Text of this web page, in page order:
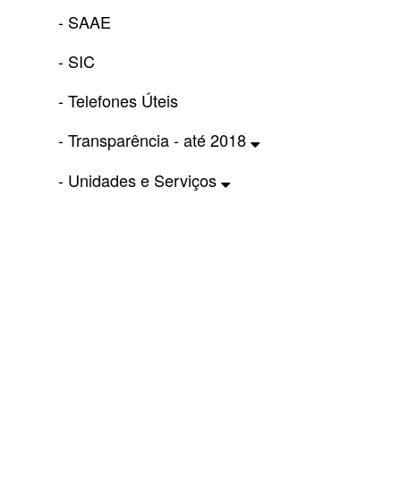
- SAAE
- SIC
- Telefones Úteis
- Transparência - até 2018
- Unidades e Serviços